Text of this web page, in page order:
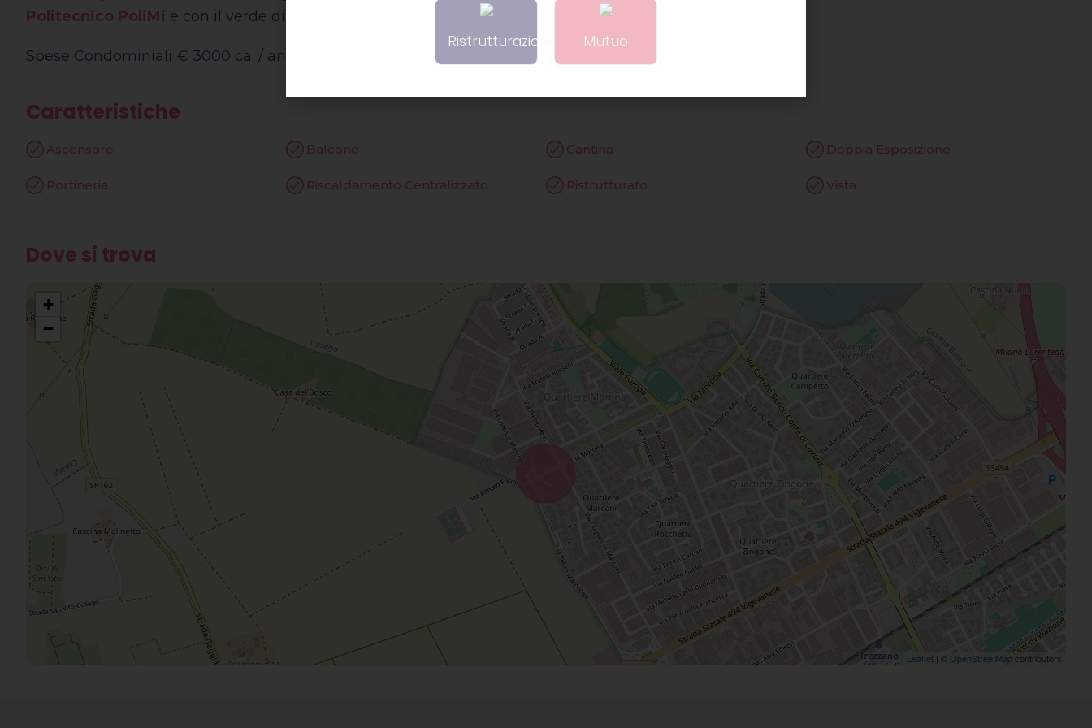
Politecnico PoliMi e con il verde di Piazza Leonardo Da Vinci
Spese Condominiali € 3000 ca. / anno
Caratteristiche
Ascensore Balcone Cantina Doppia Esposizione
Portineria Riscaldamento Centralizzato Ristrutturato Vista
Dove si trova
+
−
Leaflet | © OpenStreetMapcontributors
Ristrutturazione Mutuo